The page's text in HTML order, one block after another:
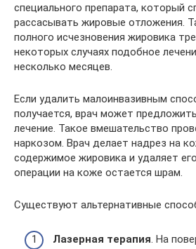
специального препарата, который
рассасывать жировые отложения.
полного исчезновения жировика
некоторых случаях подобное
несколько месяцев.
Если удалить малоинвазивным
получается, врач может
лечение. Такое вмешательство
наркозом. Врач делает надрез на
содержимое жировика и удаляет
операции на коже остается шрам.
Существуют альтернативные
Лазерная терапия . На